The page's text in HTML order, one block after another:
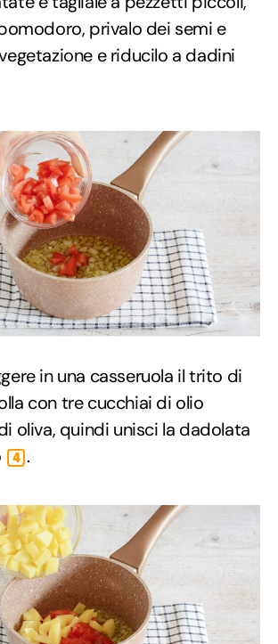
privalo dei semi e
e riducilo a dadini
in una casseruola il trito di
con tre cucchiai di olio
oliva, quindi unisci la dadolata
4 .